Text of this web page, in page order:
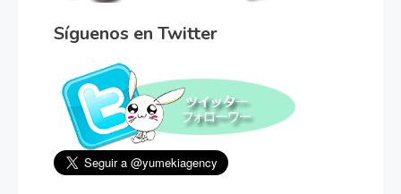
Síguenos en Twitter